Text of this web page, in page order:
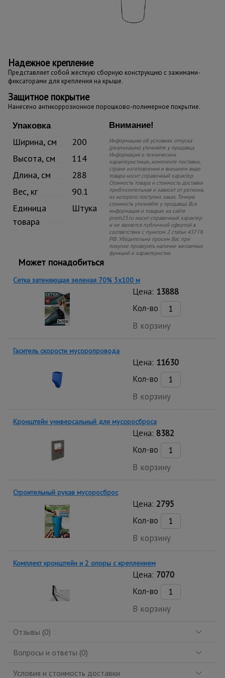
Надежное крепление
Представляет собой жесткую сборную конструкцию с зажимами-
фиксаторами для крепления на крыше.
Защитное покрытие
Нанесено антикоррозионное порошково-полимерное покрытие.
Упаковка
Ширина, см
200
Высота, см
114
Длина, см
288
Вес, кг
90.1
Единица
товара
Штука
Внимание!
Информацию об условиях отпуска
(реализации) уточняйте у продавца.
Информация о технических
характеристиках, комплекте поставки,
стране изготовления и внешнем виде
товара носит справочный характер.
Стоимость товара и стоимость доставки
приблизительная и зависит от региона,
из которого поступил заказ. Точную
стоимость уточняйте у продавца. Вся
информация о товарах на сайте
prom23.ru носит справочный характер
и не является публичной офертой в
соответствии с пунктом 2 статьи 437 ГК
РФ. Убедительно просим Вас при
покупке проверять наличие желаемых
функций и характеристик.
Может понадобиться
Сетка затеняющая зеленая 70% 3х100 м
Цена: 13888
Кол-во
В корзину
Гаситель скорости мусоропровода
Цена: 11630
Кол-во
В корзину
Кронштейн универсальный для мусоросброса
Цена: 8382
Кол-во
В корзину
Строительный рукав мусоросброс
Цена: 2795
Кол-во
В корзину
Комплект кронштейн и 2 опоры с креплением
Цена: 7070
Кол-во
В корзину
Отзывы (0)
Вопросы и ответы (0)
Условия и стоимость доставки